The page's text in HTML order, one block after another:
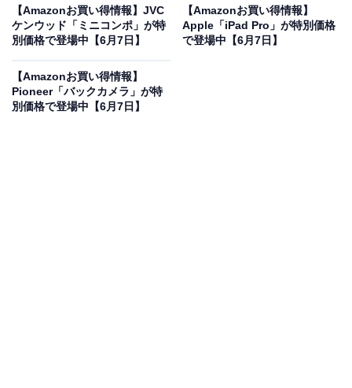
ゼンハイザー Sennheiser ワイヤレスイヤホン bluetooth
CX True Wireless ブラック 自社開発7mmドライバー 左
右独立使用可 IPX4 通話 Bluetooth 5.2対応 Class1 最大
9+18時間再生 【国内正規品】
【Amazonお買い得情報】JVC
ケンウッド「ミニコンポ」が特
別価格で登場中【6月7日】
【Amazonお買い得情報】
Apple「iPad Pro」が特別価格
で登場中【6月7日】
【Amazonお買い得情報】
Pioneer「バックカメラ」が特
別価格で登場中【6月7日】